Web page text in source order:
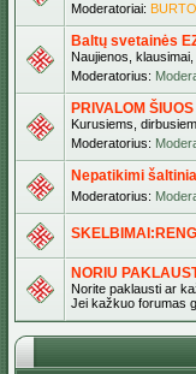
Moderatoriai:
Baltų svetainės
Naujienos,
Moderatorius:
PRIVALOM
Kurusiems,
Moderatorius:
Nepatikimi
Moderatorius:
NORIU
Norite paklausti ar
Jei kažkuo forumas